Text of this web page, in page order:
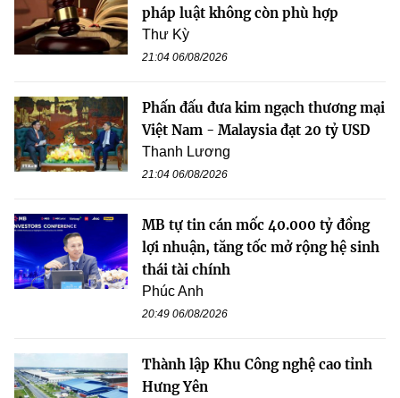
pháp luật không còn phù hợp
Thư Kỳ
21:04 06/08/2026
Phấn đấu đưa kim ngạch thương mại
Việt Nam - Malaysia đạt 20 tỷ USD
Thanh Lương
21:04 06/08/2026
MB tự tin cán mốc 40.000 tỷ đồng
lợi nhuận, tăng tốc mở rộng hệ sinh
thái tài chính
Phúc Anh
20:49 06/08/2026
Thành lập Khu Công nghệ cao tỉnh
Hưng Yên